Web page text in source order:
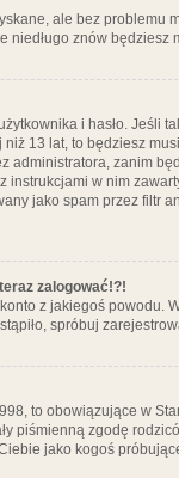
ale bez
znów będziesz
i hasło. Jeśli
13 lat, to będziesz
administratora, zanim
instrukcjami w nim
jako spam przez filtr
zalogować!?!
z jakiegoś
spróbuj
to obowiązujące w
piśmienną zgodę
jako kogoś